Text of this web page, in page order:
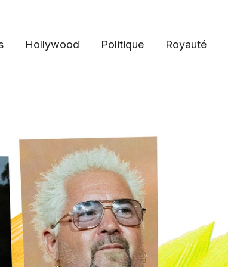
Hollywood Politique Royauté